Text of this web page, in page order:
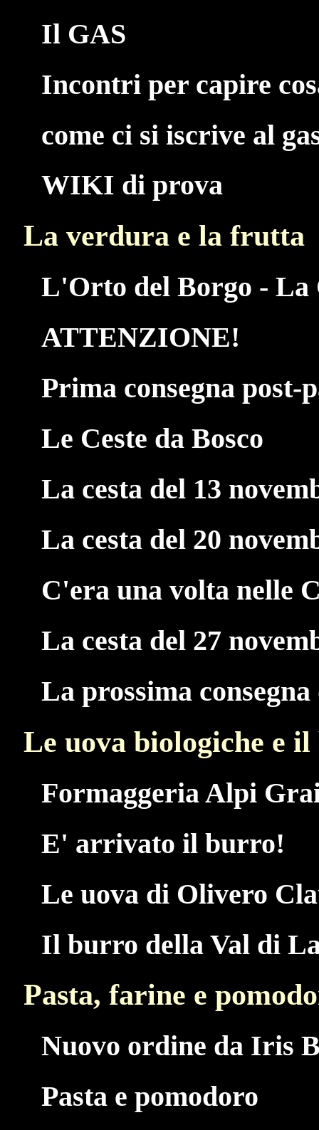
Il GAS
Incontri per capire
come ci si iscrive al
WIKI di prova
La verdura e la frutta
L'Orto del Borgo - La
ATTENZIONE!
Prima consegna post-
Le Ceste da Bosco
La cesta del 13
La cesta del 20
C'era una volta nelle
La cesta del 27
La prossima
Le uova biologiche e
Formaggeria Alpi
E' arrivato il burro!
Le uova di Olivero
Il burro della Val di
Pasta, farine e
Nuovo ordine da Iris
Pasta e pomodoro